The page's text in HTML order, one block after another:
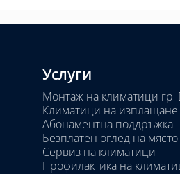
Услуги
Монтаж на климатици гр.
Климатици на изплащане
Абонаментна поддръжка
Безплатен оглед на
Сервиз на климатици
Профилактика на